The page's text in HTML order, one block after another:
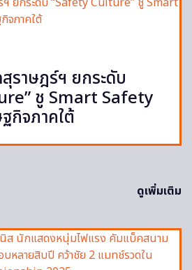
าษฎร์ฯ ยกระดับ
ชู Smart Safety
กิจภาคใต้
ดูเพิ่มเติม